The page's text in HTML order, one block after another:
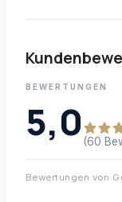
BEWERTUNGEN
5,0 (60
Bewertungen von